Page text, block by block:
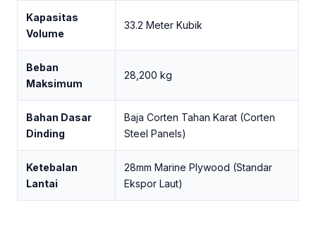
Kapasitas
Volume
33.2 Meter Kubik
Beban
Maksimum
28,200 kg
Bahan Dasar
Dinding
Baja Corten Tahan Karat (Corten
Steel Panels)
Ketebalan
Lantai
28mm Marine Plywood (Standar
Ekspor Laut)